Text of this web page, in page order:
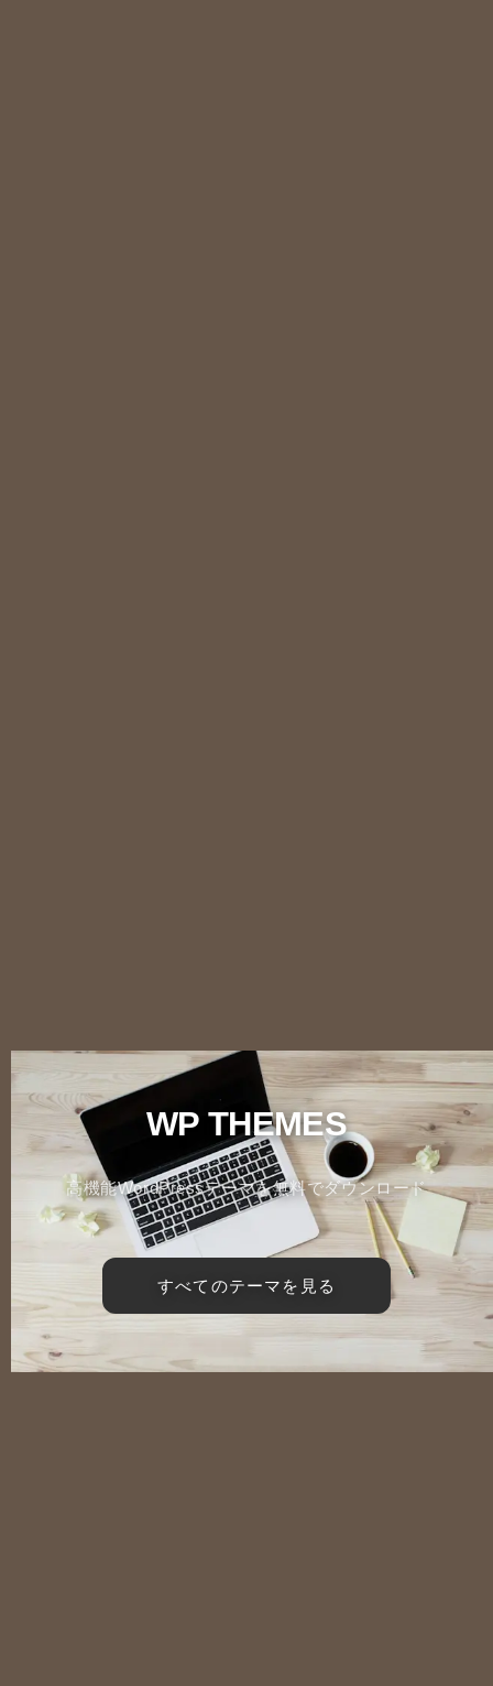
WP THEMES
高機能WordPressテーマを無料でダウンロード
すべてのテーマを見る